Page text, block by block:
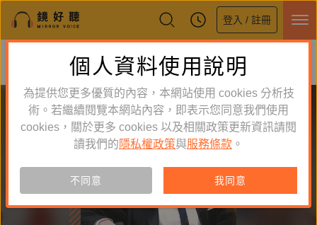
登入 / 註冊
鏡好聽全新APP上線
體驗全面升級，即刻下載
個人資料使用說明
為提供您更多優質的內容，本網站使用 cookies 分析技
術。若繼續閱覽本網站內容，即表示您同意我們使用
cookies，關於更多 cookies 以及相關政策更新資訊請閱
讀我們的 隱私權政策與服務條款 。
不同意 我同意